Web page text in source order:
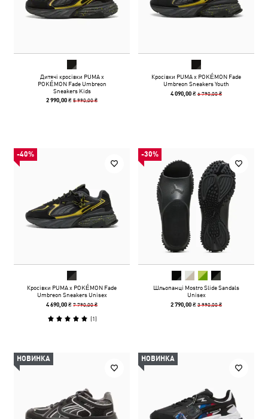
Дитячі кросівки PUMA x
POKÉMON Fade Umbreon
Sneakers Kids
2 990,00 ₴5 990,00 ₴
Кросівки PUMA x POKÉMON Fade
Umbreon Sneakers Youth
4 090,00 ₴6 790,00 ₴
-40%
Кросівки PUMA x POKÉMON Fade
Umbreon Sneakers Unisex
4 690,00 ₴7 790,00 ₴
(1)
-30%
Шльопанці Mostro Slide Sandals
Unisex
2 790,00 ₴3 990,00 ₴
НОВИНКА НОВИНКА